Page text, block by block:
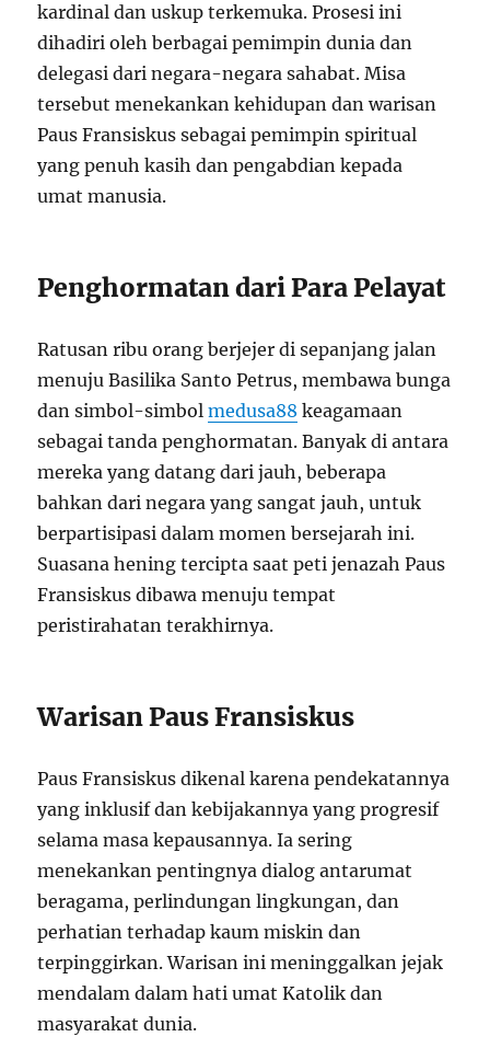
kardinal dan uskup terkemuka. Prosesi ini
dihadiri oleh berbagai pemimpin dunia dan
delegasi dari negara-negara sahabat. Misa
tersebut menekankan kehidupan dan warisan
Paus Fransiskus sebagai pemimpin spiritual
yang penuh kasih dan pengabdian kepada
umat manusia.
Penghormatan dari Para Pelayat
Ratusan ribu orang berjejer di sepanjang jalan
menuju Basilika Santo Petrus, membawa bunga
dan simbol-simbolmedusa88 keagamaan
sebagai tanda penghormatan. Banyak di antara
mereka yang datang dari jauh, beberapa
bahkan dari negara yang sangat jauh, untuk
berpartisipasi dalam momen bersejarah ini.
Suasana hening tercipta saat peti jenazah Paus
Fransiskus dibawa menuju tempat
peristirahatan terakhirnya.
Warisan Paus Fransiskus
Paus Fransiskus dikenal karena pendekatannya
yang inklusif dan kebijakannya yang progresif
selama masa kepausannya. Ia sering
menekankan pentingnya dialog antarumat
beragama, perlindungan lingkungan, dan
perhatian terhadap kaum miskin dan
terpinggirkan. Warisan ini meninggalkan jejak
mendalam dalam hati umat Katolik dan
masyarakat dunia.